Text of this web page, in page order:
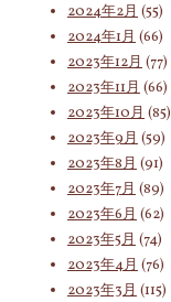
2024年2月 (55)
2024年1月 (66)
2023年12月 (77)
2023年11月 (66)
2023年10月 (85)
2023年9月 (59)
2023年8月 (91)
2023年7月 (89)
2023年6月 (62)
2023年5月 (74)
2023年4月 (76)
2023年3月 (115)